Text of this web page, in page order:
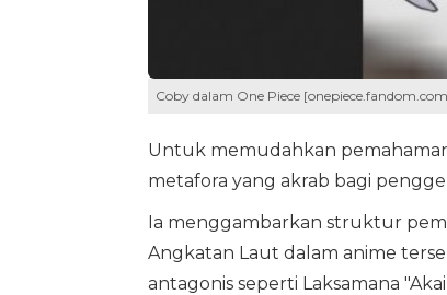
Coby dalam One Piece
Untuk memudahkan
metafora yang akrab bagi
Ia menggambarkan struktur
Angkatan Laut dalam anime
antagonis seperti Laksamana